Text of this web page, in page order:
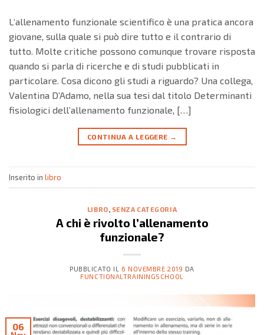
L‘allenamento funzionale scientifico è una pratica ancora
giovane, sulla quale si può dire tutto e il contrario di
tutto. Molte critiche pos­sono comunque trovare risposta
quando si parla di ricerche e di studi pubblicati in
particolare. Cosa dicono gli studi a riguardo? Una collega,
Valentina D’Adamo, nella sua tesi dal titolo Determinanti
fisiologici dell’allena­mento funzionale, […]
CONTINUA A LEGGERE →
Inserito in libro
LIBRO, SENZA CATEGORIA
A chi è rivolto l’allenamento
funzionale?
PUBBLICATO IL 6 NOVEMBRE 2019 DA
FUNCTIONALTRAININGSCHOOL
06